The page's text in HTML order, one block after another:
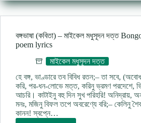
জীবনানন্দ
দাশ
poem
Jibanananda
Das
বঙ্গভাষা (কবিতা) – মাইকেল মধুসূদন দত্ত
poem lyrics
মাইকেল মধুসূদন দত্ত
হে বঙ্গ, ভাণ্ডারে তব বিবিধ রতন;– তা সবে,
করি, পর-ধন-লোভে মত্ত, করিনু ভ্রমণ পরদেশে,
আচরি। কাটাইনু বহু দিন সুখ পরিহরি! অনিদ্রায়,
মনঃ, মজিনু বিফল তপে অবরেণ্যে বরি;– কেলিনু
কানন! স্বপ্নে…